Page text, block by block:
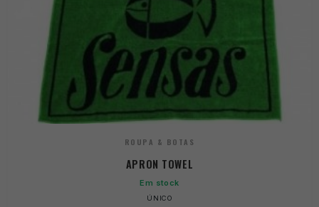
ROUPA & BOTAS
APRON TOWEL
Em stock
ÚNICO